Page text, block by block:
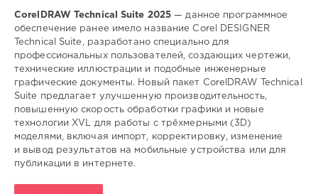
Софт
SamDel
0
редактор,
графического ,
дизайна
CorelDRAW Technical Suite 2025 — данное программное
обеспечение ранее имело название Corel DESIGNER
Technical Suite, разработано специально для
профессиональных пользователей, создающих чертежи,
технические иллюстрации и подобные инженерные
графические документы. Новый пакет CorelDRAW Technical
Suite предлагает улучшенную производительность,
повышенную скорость обработки графики и новые
технологии XVL для работы с трёхмерными (3D)
моделями, включая импорт, корректировку, изменение
и вывод результатов на мобильные устройства или для
публикации в интернете.